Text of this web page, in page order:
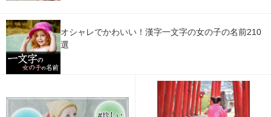
オシャレでかわいい！漢字一文字の女の子の名前210
選